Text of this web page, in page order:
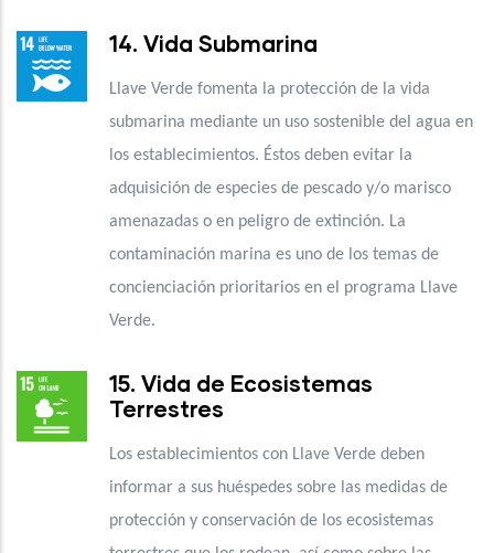
14. Vida Submarina
Llave Verde fomenta la protección de la vida
submarina mediante un uso sostenible del agua en
los establecimientos. Éstos deben evitar la
adquisición de especies de pescado y/o marisco
amenazadas o en peligro de extinción. La
contaminación marina es uno de los temas de
concienciación prioritarios en el programa Llave
Verde.
15. Vida de Ecosistemas
Terrestres
Los establecimientos con Llave Verde deben
informar a sus huéspedes sobre las medidas de
protección y conservación de los ecosistemas